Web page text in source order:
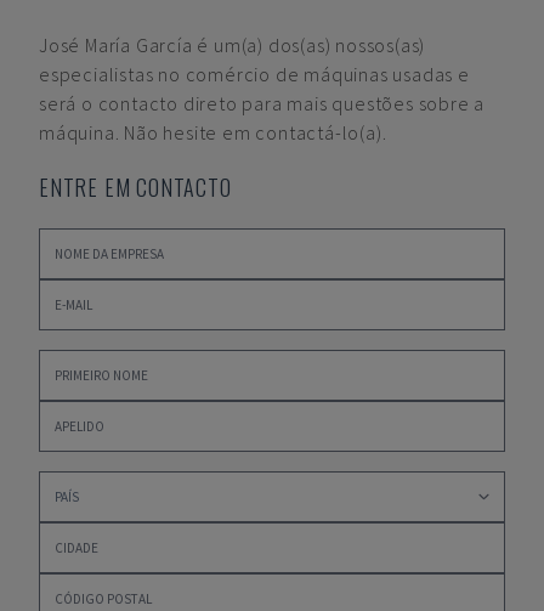
José María García é um(a) dos(as) nossos(as)
especialistas no comércio de máquinas usadas e
será o contacto direto para mais questões sobre a
máquina. Não hesite em contactá-lo(a).
ENTRE EM CONTACTO